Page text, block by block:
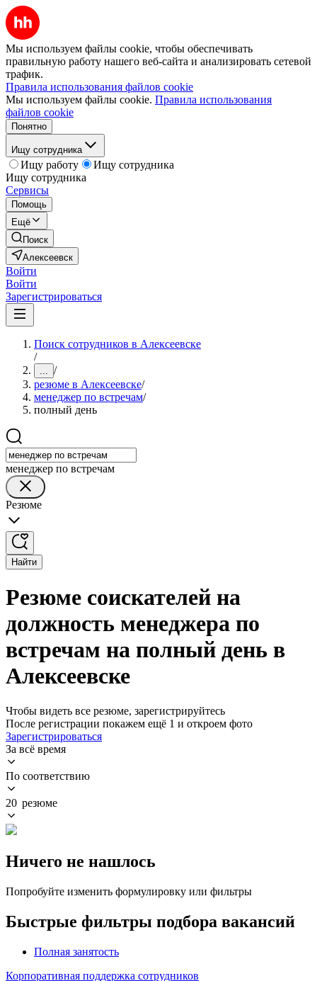
Мы используем файлы cookie, чтобы обеспечивать
правильную работу нашего веб-сайта и анализировать сетевой
трафик.
Правила использования файлов cookie
Мы используем файлы cookie. Правила использования
файлов cookie
Понятно
Ищу сотрудника
Ищу работу
Ищу сотрудника
Ищу сотрудника
Сервисы
Помощь
Ещё
Поиск
Алексеевск
Войти
Войти
Зарегистрироваться
Поиск сотрудников в Алексеевске
/
... /
резюме в Алексеевске/
менеджер по встречам/
полный день
менеджер по встречам
Резюме
Найти
Резюме соискателей на
должность менеджера по
встречам на полный день в
Алексеевске
Чтобы видеть все резюме, зарегистрируйтесь
После регистрации покажем ещё 1 и откроем фото
Зарегистрироваться
За всё время
По соответствию
20 резюме
Ничего не нашлось
Попробуйте изменить формулировку или фильтры
Быстрые фильтры подбора вакансий
Полная занятость
Корпоративная поддержка сотрудников